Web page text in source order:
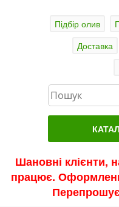
Підбір олив
Доставка
Актуальні
Акції
Шановні клієнти,
працює.